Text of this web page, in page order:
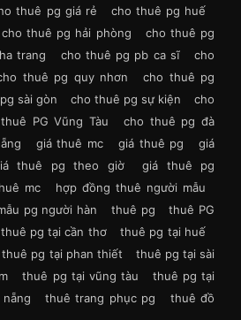
thuê pg giá rẻ
cho thuê pg huế
cho thuê pg hải phòng
cho thuê pg
trang cho thuê pg pb ca sĩ
cho
thuê pg quy nhơn
cho thuê pg
sài gòn cho thuê pg sự kiện
cho
PG Vũng Tàu
cho thuê pg đà
giá thuê mc giá thuê pg
giá
thuê pg theo giờ
giá thuê pg
mc
hợp đồng thuê người mẫu
pg người hàn thuê pg
thuê PG
thuê pg tại cần thơ
thuê pg tại huế
thuê pg tại phan thiết
thuê pg tại sài
thuê pg tại vũng tàu
thuê pg tại
thuê trang phục pg
thuê đồ